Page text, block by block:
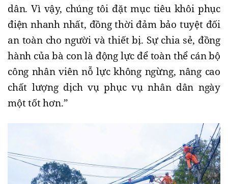
dân. Vì vậy, chúng tôi đặt mục tiêu khôi phục
điện nhanh nhất, đồng thời đảm bảo tuyệt đối
an toàn cho người và thiết bị. Sự chia sẻ, đồng
hành của bà con là động lực để toàn thể cán bộ
công nhân viên nỗ lực không ngừng, nâng cao
chất lượng dịch vụ phục vụ nhân dân ngày
một tốt hơn.”